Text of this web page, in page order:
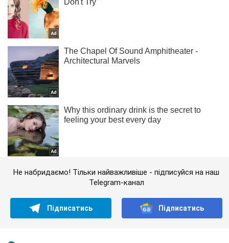
Не набридаємо! Тільки найважливіше - підписуйся на наш
Telegram-канал
Підписатись Підписатись